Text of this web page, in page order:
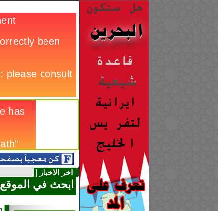
اخر الاخبار |
ابحث في الموقع